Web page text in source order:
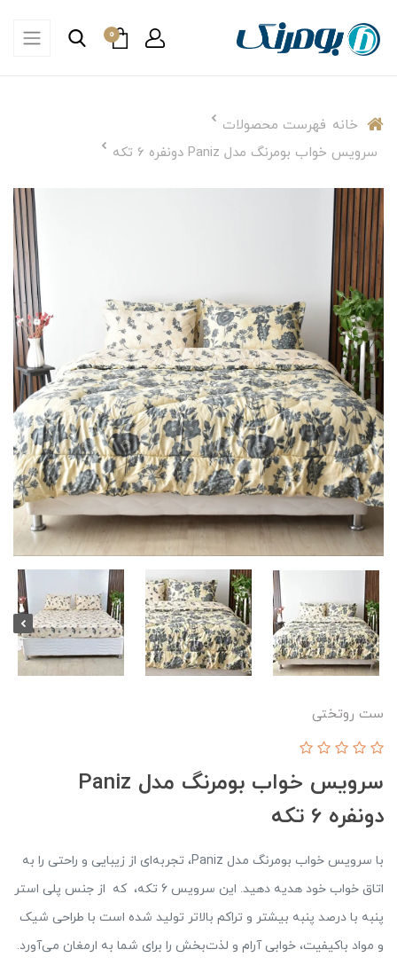
0
خانه فهرست محصولات
سرویس خواب بومرنگ مدل Paniz دونفره 6 تکه
ست روتختی
سرویس خواب بومرنگ مدل Paniz
دونفره 6 تکه
با سرویس خواب بومرنگ مدل Paniz، تجربه‌ای از زیبایی و راحتی را به
اتاق خواب خود هدیه دهید. این سرویس 6 تکه، که از جنس پلی استر
پنبه با درصد پنبه بیشتر و تراکم بالاتر تولید شده است با طراحی شیک
و مواد باکیفیت، خوابی آرام و لذت‌بخش را برای شما به ارمغان می‌آورد.